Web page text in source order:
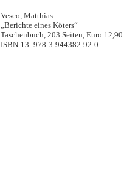
Vesco, Matthias
„Berichte eines Köters“
Taschenbuch, 203 Seiten, Euro 12,90
ISBN-13: 978-3-944382-92-0